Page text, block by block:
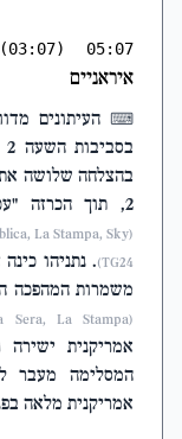
05:07
(03:07)
איראניים
⌨
2, תוך הכרזה "עכשיו זה הזמן לשלום או שנתקוף שוב"
La Stampa, Sky
TG24) . נתניהו
משמרות המהפכה
(Corriere Della Sera, La Stampa)
אמריקנית ישירה
המסלימה מעבר
אמריקנית מלאה